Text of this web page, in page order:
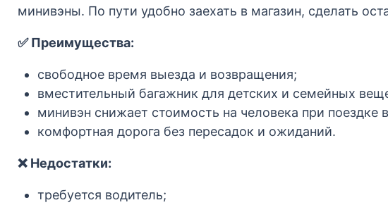
минивэны. По пути удобно заехать в магазин, сделать
✅ Преимущества:
свободное время выезда и возвращения;
вместительный багажник для детских и семейных
минивэн снижает стоимость на человека при поездке
комфортная дорога без пересадок и ожиданий.
❌ Недостатки:
требуется водитель;